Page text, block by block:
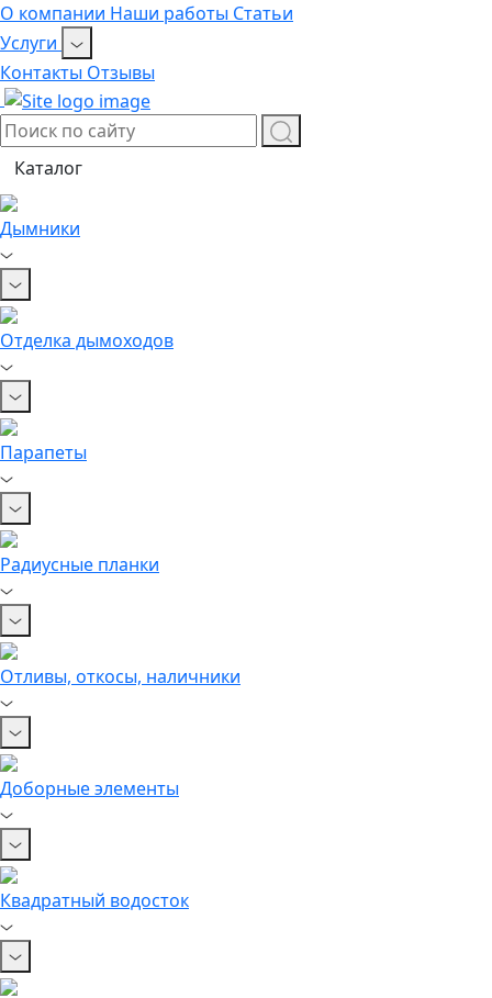
О компании Наши работы Статьи
Услуги
Контакты Отзывы
Каталог
Дымники
Отделка дымоходов
Парапеты
Радиусные планки
Отливы, откосы, наличники
Доборные элементы
Квадратный водосток